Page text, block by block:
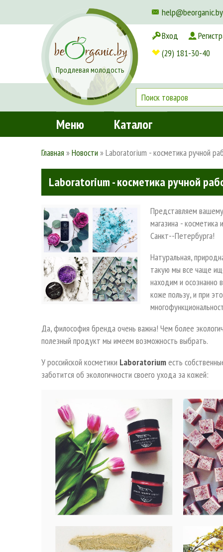
help@beorganic.by
Доставка и оплата
Продлевая молодость
Вход
(29) 181-30-40
Меню Каталог
Главная »Новости »Laboratorium - косметика ручной
Laboratorium - косметика ручной
Представляем
магазина -
Санкт--Петербурга!
Натуральная,
такую мы все чаще
находим и осознанно
коже пользу, и при
Да, философия бренда очень важна! Чем более
полезный продукт мы имеем возможность выбрать.
У российской косметики Laboratoriumесть
заботится об экологичности своего ухода за кожей: